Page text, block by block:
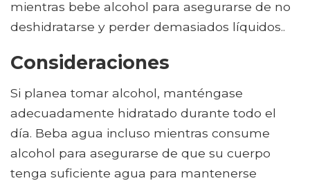
mientras bebe alcohol para asegurarse de no
deshidratarse y perder demasiados líquidos..
Consideraciones
Si planea tomar alcohol, manténgase
adecuadamente hidratado durante todo el
día. Beba agua incluso mientras consume
alcohol para asegurarse de que su cuerpo
tenga suficiente agua para mantenerse